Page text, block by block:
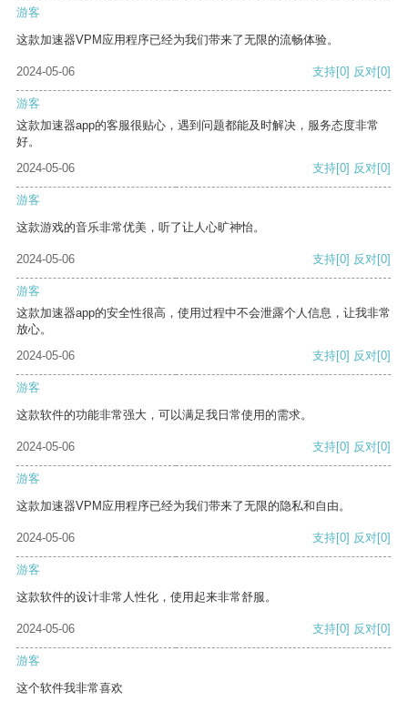
游客
这款加速器VPM应用程序已经为我们带来了无限的流畅体验。
2024-05-06 支持[0] 反对[0]
游客
这款加速器app的客服很贴心，遇到问题都能及时解决，服务态度非常
好。
2024-05-06
支持[0] 反对[0]
游客
这款游戏的音乐非常优美，听了让人心旷神怡。
2024-05-06 支持[0] 反对[0]
游客
这款加速器app的安全性很高，使用过程中不会泄露个人信息，让我非常
放心。
2024-05-06
支持[0] 反对[0]
游客
这款软件的功能非常强大，可以满足我日常使用的需求。
2024-05-06 支持[0] 反对[0]
游客
这款加速器VPM应用程序已经为我们带来了无限的隐私和自由。
2024-05-06 支持[0] 反对[0]
游客
这款软件的设计非常人性化，使用起来非常舒服。
2024-05-06 支持[0] 反对[0]
游客
这个软件我非常喜欢